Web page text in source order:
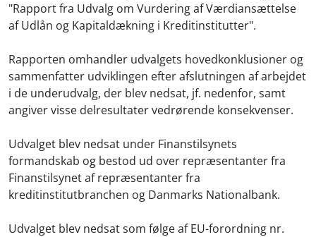
"Rapport fra Udvalg om Vurdering af Værdiansættelse
af Udlån og Kapitaldækning i Kreditinstitutter".
Rapporten omhandler udvalgets hovedkonklusioner og
sammenfatter udviklingen efter afslutningen af arbejdet
i de underudvalg, der blev nedsat, jf. nedenfor, samt
angiver visse delresultater vedrørende konsekvenser.
Udvalget blev nedsat under Finanstilsynets
formandskab og bestod ud over repræsentanter fra
Finanstilsynet af repræsentanter fra
kreditinstitutbranchen og Danmarks Nationalbank.
Udvalget blev nedsat som følge af EU-forordning nr.